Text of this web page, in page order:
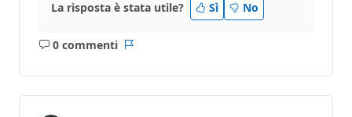
La risposta è stata utile? Sì No
0 commenti
Nessun